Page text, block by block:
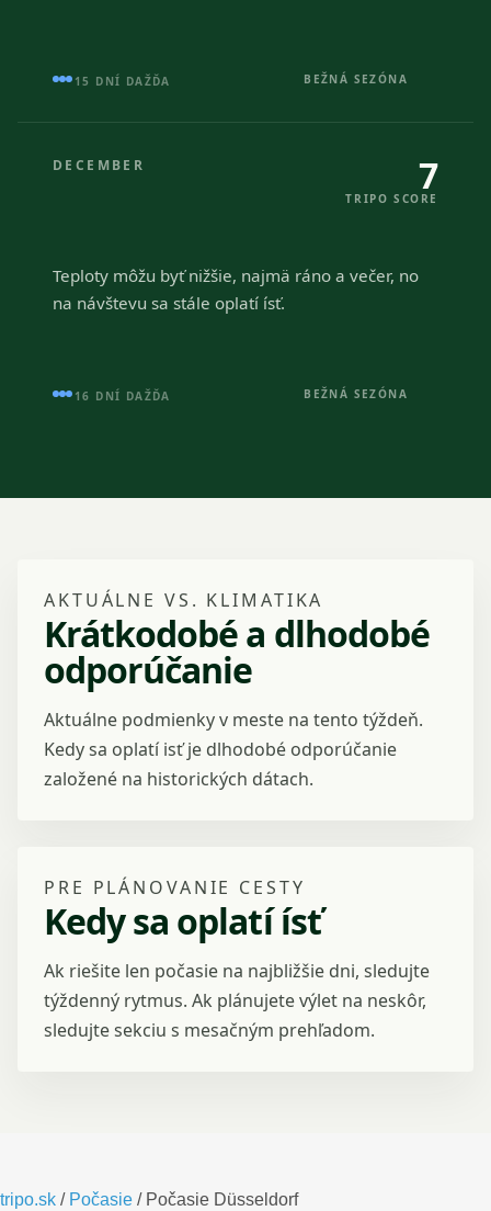
15 DNÍ DAŽĎA BEŽNÁ SEZÓNA
DECEMBER 7
TRIPO SCORE
Teploty môžu byť nižšie, najmä ráno a večer, no
na návštevu sa stále oplatí ísť.
16 DNÍ DAŽĎA BEŽNÁ SEZÓNA
AKTUÁLNE VS. KLIMATIKA
Krátkodobé a dlhodobé
odporúčanie
Aktuálne podmienky v meste na tento týždeň.
Kedy sa oplatí isť je dlhodobé odporúčanie
založené na historických dátach.
PRE PLÁNOVANIE CESTY
Kedy sa oplatí ísť
Ak riešite len počasie na najbližšie dni, sledujte
týždenný rytmus. Ak plánujete výlet na neskôr,
sledujte sekciu s mesačným prehľadom.
tripo.sk / Počasie / Počasie Düsseldorf